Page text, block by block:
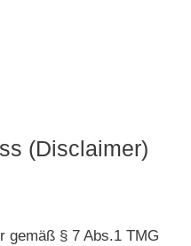
(Disclaimer)
gemäß § 7 Abs.1 TMG